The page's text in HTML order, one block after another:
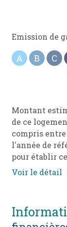
4
ascenseur
cave
balcon
Emission de
A B C
Montant
de ce
compris entre
l'année de
pour établir
Voir le détail